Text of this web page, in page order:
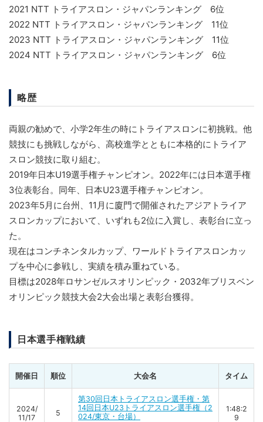
2021 NTT トライアスロン・ジャパンランキング 6位
2022 NTT トライアスロン・ジャパンランキング 11位
2023 NTT トライアスロン・ジャパンランキング 11位
2024 NTT トライアスロン・ジャパンランキング 6位
略歴
両親の勧めで、小学2年生の時にトライアスロンに初挑戦。他
競技にも挑戦しながら、高校進学とともに本格的にトライア
スロン競技に取り組む。
2019年日本U19選手権チャンピオン。2022年には日本選手権
3位表彰台。同年、日本U23選手権チャンピオン。
2023年5月に台州、11月に廈門で開催されたアジアトライア
スロンカップにおいて、いずれも2位に入賞し、表彰台に立っ
た。
現在はコンチネンタルカップ、ワールドトライアスロンカッ
プを中心に参戦し、実績を積み重ねている。
目標は2028年ロサンゼルスオリンピック・2032年ブリスベン
オリンピック競技大会2大会出場と表彰台獲得。
日本選手権戦績
開催日 順位 大会名 タイム
2024/
11/17
5
第30回日本トライアスロン選手権・第
14回日本U23トライアスロン選手権（2
024/東京・台場）
1:48:2
9